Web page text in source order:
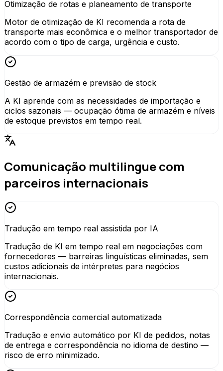
Otimização de rotas e planeamento de transporte
Motor de otimização de KI recomenda a rota de
transporte mais econômica e o melhor transportador de
acordo com o tipo de carga, urgência e custo.
Gestão de armazém e previsão de stock
A KI aprende com as necessidades de importação e
ciclos sazonais — ocupação ótima de armazém e níveis
de estoque previstos em tempo real.
Comunicação multilingue com
parceiros internacionais
Tradução em tempo real assistida por IA
Tradução de KI em tempo real em negociações com
fornecedores — barreiras linguísticas eliminadas, sem
custos adicionais de intérpretes para negócios
internacionais.
Correspondência comercial automatizada
Tradução e envio automático por KI de pedidos, notas
de entrega e correspondência no idioma de destino —
risco de erro minimizado.